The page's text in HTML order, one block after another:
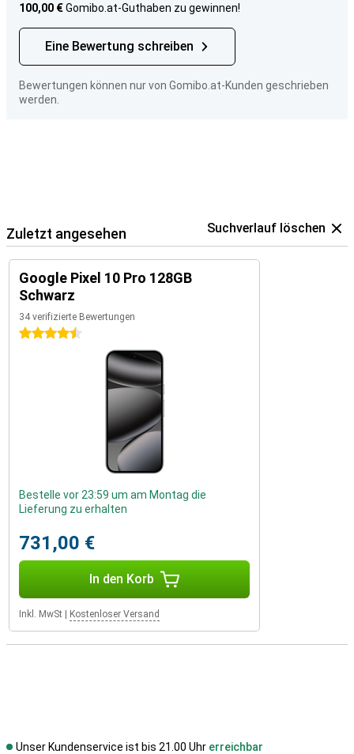
100,00 €Gomibo.at-Guthaben zu gewinnen!
Eine Bewertung schreiben
Bewertungen können nur von Gomibo.at-Kunden geschrieben
werden.
Zuletzt angesehen Suchverlauf löschen
Google Pixel 10 Pro 128GB
Schwarz
34 verifizierte Bewertungen
4.5 Sterne
Bestelle vor 23:59 um am Montag die
Lieferung zu erhalten
731,00 €
In den Korb
Inkl. MwSt Kostenloser Versand
Unser Kundenservice ist bis 21.00 Uhr erreichbar